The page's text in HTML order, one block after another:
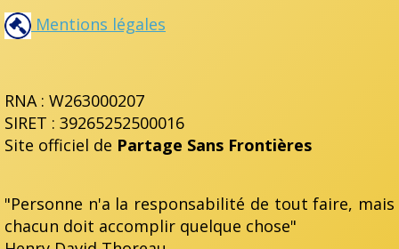
Mentions légales
RNA : W263000207
SIRET : 39265252500016
Site officiel de Partage Sans Frontières
"Personne n'a la responsabilité de tout faire, mais
chacun doit accomplir quelque chose"